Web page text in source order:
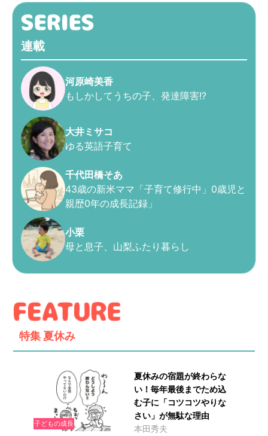
連載
河原崎美香
もしかしてうちの子、発達障害!?
大井ミサコ
ゆる英語子育て
千代田橋そあ
43歳の新米ママ「子育て修行中」0歳児と
親歴0年の成長記録」
小栗
母と息子、山梨ふたり暮らし
特集 夏休み
子どもの成長
夏休みの宿題が終わらな
い！毎年最後までため込
む子に「コツコツやりな
さい」が無駄な理由
本田秀夫